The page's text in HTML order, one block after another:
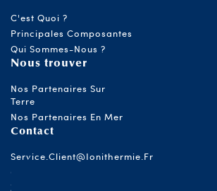
C'est Quoi ?
Principales Composantes
Qui Sommes-Nous ?
Nous trouver
Nos Partenaires Sur
Terre
Nos Partenaires En Mer
Contact
Service.client@ionithermie.fr
05 63 32 59 60
ZI De Marchès